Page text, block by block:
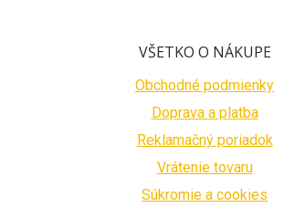
VŠETKO O NÁKUPE
Obchodné podmienky
Doprava a platba
Reklamačný poriadok
Vrátenie tovaru
Súkromie a cookies